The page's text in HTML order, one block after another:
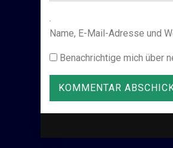
Name, E-Mail-Adresse und
Benachrichtige mich über